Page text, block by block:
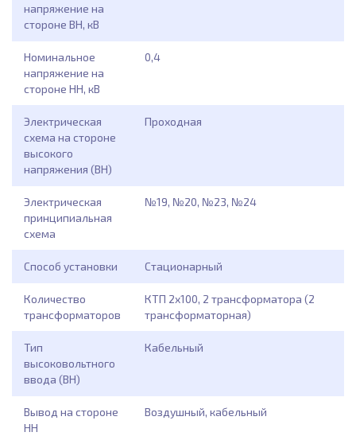
напряжение на
стороне ВН, кВ
Номинальное
напряжение на
стороне НН, кВ
0,4
Электрическая
схема на стороне
высокого
напряжения (ВН)
Проходная
Электрическая
принципиальная
схема
№19, №20, №23, №24
Способ установки Стационарный
Количество
трансформаторов
КТП 2х100, 2 трансформатора (2
трансформаторная)
Тип
высоковольтного
ввода (ВН)
Кабельный
Вывод на стороне
НН
Воздушный, кабельный